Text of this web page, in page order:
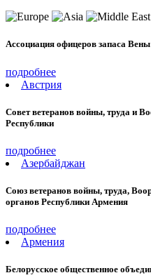
Ассоциация офицеров запаса
подробнее
Австрия
Совет ветеранов войны, труда и
Республики
подробнее
Азербайджан
Cоюз ветеранов войны, труда,
органов Республики Армения
подробнее
Армения
Белорусское общественное